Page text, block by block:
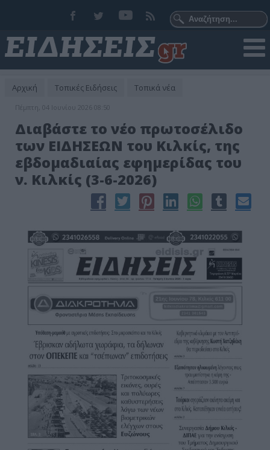
Αρχική Τοπικές Ειδήσεις Τοπικά νέα
Πέμπτη, 04 Ιουνίου 2026 08:50
Διαβάστε το νέο πρωτοσέλιδο
των ΕΙΔΗΣΕΩΝ του Κιλκίς, της
εβδομαδιαίας εφημερίδας του
ν. Κιλκίς (3-6-2026)